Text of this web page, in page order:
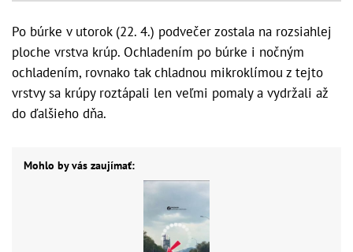
Po búrke v utorok (22. 4.) podvečer zostala na rozsiahlej
ploche vrstva krúp. Ochladením po búrke i nočným
ochladením, rovnako tak chladnou mikroklímou z tejto
vrstvy sa krúpy roztápali len veľmi pomaly a vydržali až
do ďalšieho dňa.
Mohlo by vás zaujímať: